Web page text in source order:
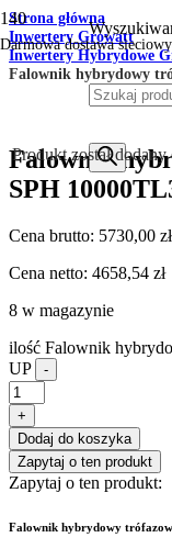
Darmowa dostawa
Produktzostał
Strona główna
Inwertery Growatt
Inwertery Hybrydowe
Falownik hybrydowy
Falownik
SPH
Cena brutto: 5730,00 zł
Cena netto: 4658,54 zł
8 w magazynie
ilość Falownik
UP
-
+
Dodaj do koszyka
Zapytaj o ten produkt
Zapytaj o ten produkt:
Falownik hybrydowy